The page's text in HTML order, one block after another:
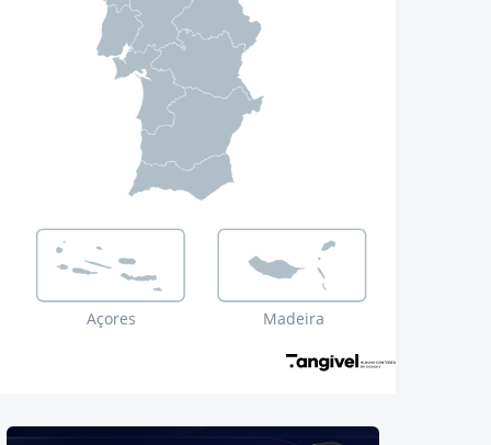
Açores Madeira